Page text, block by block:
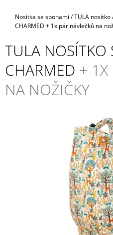
Domů
Nosítka se sponami /TULA nosítko
CHARMED + 1x pár návlečků na
TULA NOSÍTKO
CHARMED + 1X
NA NOŽIČKY
U
T
E
N
A
HLEDAT